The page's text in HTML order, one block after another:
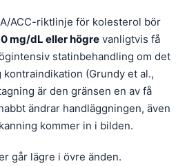
ACC-riktlinje för kolesterol bör
mg/dL eller högre vanligtvis få
statinbehandling om det
(Grundy et al.,
är den gränsen en av få
ändrar handläggningen, även
kommer in i bilden.
går lägre i övre änden.